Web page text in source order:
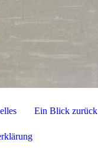
Ein Blick zurück